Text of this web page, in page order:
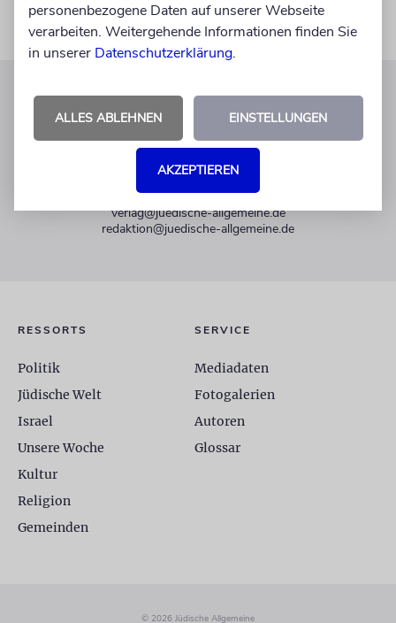
KUNDENSERVICE
+49 30 275833 0
Mo-Do 9-17 Uhr
verlag@juedische-allgemeine.de
redaktion@juedische-allgemeine.de
RESSORTS
Politik
Jüdische Welt
Israel
Unsere Woche
Kultur
Religion
Gemeinden
SERVICE
Mediadaten
Fotogalerien
Autoren
Glossar
© 2026 Jüdische Allgemeine
personenbezogene Daten auf unserer Webseite
verarbeiten. Weitergehende Informationen finden Sie
in unserer Datenschutzerklärung.
ALLES ABLEHNEN EINSTELLUNGEN
AKZEPTIEREN